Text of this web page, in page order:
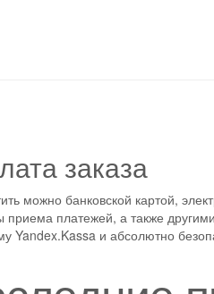
заказа
можно банковской картой,
приема платежей, а также
Yandex.Kassa и абсолютно